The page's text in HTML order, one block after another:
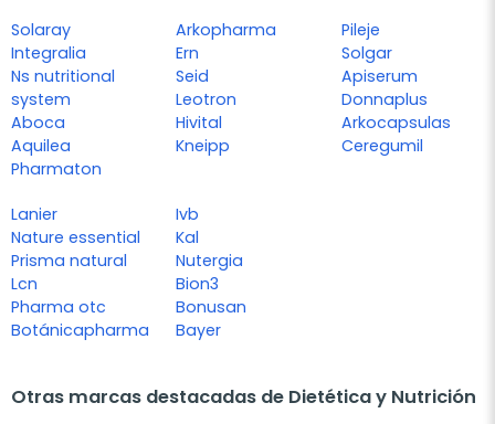
Solaray
Integralia
Ns nutritional
system
Aboca
Aquilea
Pharmaton
Arkopharma
Ern
Seid
Leotron
Hivital
Kneipp
Pileje
Solgar
Apiserum
Donnaplus
Arkocapsulas
Ceregumil
Lanier
Nature essential
Prisma natural
Lcn
Pharma otc
Botánicapharma
Ivb
Kal
Nutergia
Bion3
Bonusan
Bayer
Otras marcas destacadas de Dietética y Nutrición